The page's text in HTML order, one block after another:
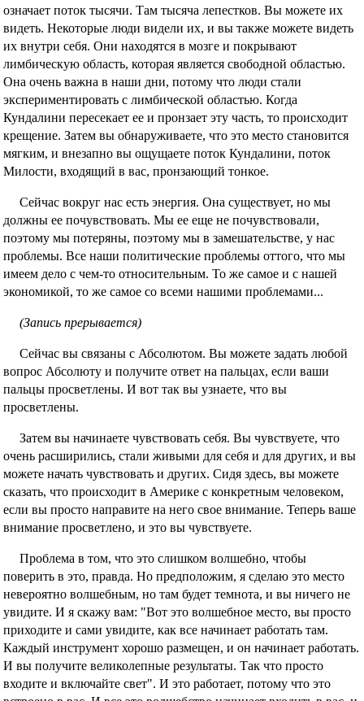
означает поток тысячи. Там тысяча лепестков. Вы можете их
видеть. Некоторые люди видели их, и вы также можете видеть
их внутри себя. Они находятся в мозге и покрывают
лимбическую область, которая является свободной областью.
Она очень важна в наши дни, потому что люди стали
экспериментировать с лимбической областью. Когда
Кундалини пересекает ее и пронзает эту часть, то происходит
крещение. Затем вы обнаруживаете, что это место становится
мягким, и внезапно вы ощущаете поток Кундалини, поток
Милости, входящий в вас, пронзающий тонкое.
Сейчас вокруг нас есть энергия. Она существует, но мы
должны ее почувствовать. Мы ее еще не почувствовали,
поэтому мы потеряны, поэтому мы в замешательстве, у нас
проблемы. Все наши политические проблемы оттого, что мы
имеем дело с чем-то относительным. То же самое и с нашей
экономикой, то же самое со всеми нашими проблемами...
(Запись прерывается)
Сейчас вы связаны с Абсолютом. Вы можете задать любой
вопрос Абсолюту и получите ответ на пальцах, если ваши
пальцы просветлены. И вот так вы узнаете, что вы
просветлены.
Затем вы начинаете чувствовать себя. Вы чувствуете, что
очень расширились, стали живыми для себя и для других, и вы
можете начать чувствовать и других. Сидя здесь, вы можете
сказать, что происходит в Америке с конкретным человеком,
если вы просто направите на него свое внимание. Теперь ваше
внимание просветлено, и это вы чувствуете.
Проблема в том, что это слишком волшебно, чтобы
поверить в это, правда. Но предположим, я сделаю это место
невероятно волшебным, но там будет темнота, и вы ничего не
увидите. И я скажу вам: "Вот это волшебное место, вы просто
приходите и сами увидите, как все начинает работать там.
Каждый инструмент хорошо размещен, и он начинает работать.
И вы получите великолепные результаты. Так что просто
входите и включайте свет". И это работает, потому что это